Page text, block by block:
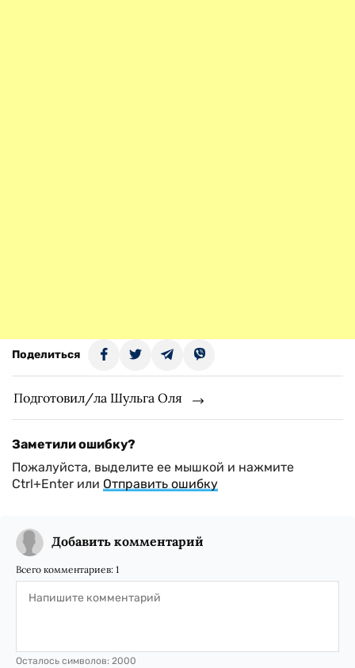
Поделиться
Подготовил/ла Шульга Оля
Заметили ошибку?
Пожалуйста, выделите ее мышкой и нажмите
Ctrl+Enter или Отправить ошибку
Добавить комментарий
Всего комментариев: 1
Осталось символов: 2000